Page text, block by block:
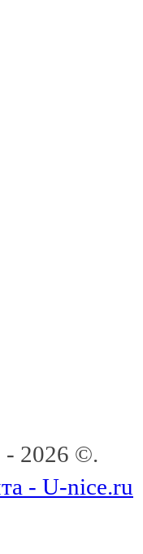
2026 ©.
- U-nice.ru